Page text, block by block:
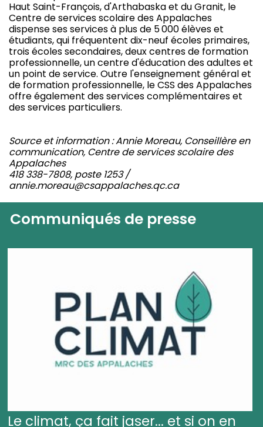
Haut Saint-François, d'Arthabaska et du Granit, le
Centre de services scolaire des Appalaches
dispense ses services à plus de 5 000 élèves et
étudiants, qui fréquentent dix-neuf écoles primaires,
trois écoles secondaires, deux centres de formation
professionnelle, un centre d'éducation des adultes et
un point de service. Outre l'enseignement général et
de formation professionnelle, le CSS des Appalaches
offre également des services complémentaires et
des services particuliers.
Source et information : Annie Moreau, Conseillère en
communication, Centre de services scolaire des
Appalaches
418 338-7808, poste 1253 /
annie.moreau@csappalaches.qc.ca
Communiqués de presse
Le climat, ça fait jaser... et si on en